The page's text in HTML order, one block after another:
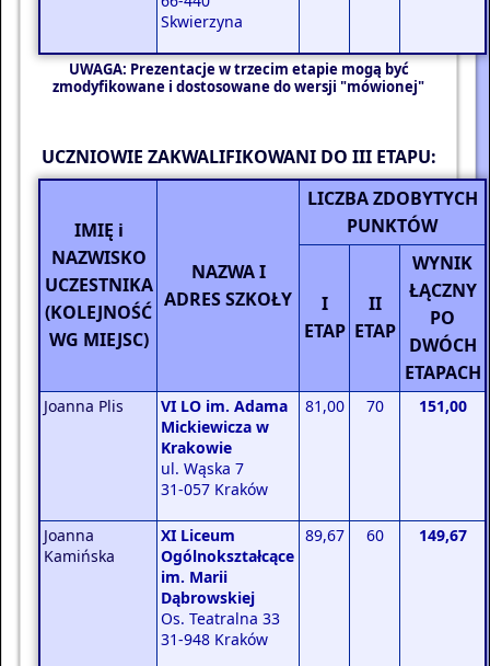
Skwierzyna
UWAGA: Prezentacje w trzecim etapie mogą być
zmodyfikowane i dostosowane do wersji "mówionej"
UCZNIOWIE ZAKWALIFIKOWANI DO III ETAPU:
IMIĘ i
NAZWISKO
UCZESTNIKA
(KOLEJNOŚĆ
WG MIEJSC)
NAZWA I
ADRES SZKOŁY
LICZBA ZDOBYTYCH
PUNKTÓW
I
ETAP
II
ETAP
WYNIK
ŁĄCZNY
PO
DWÓCH
ETAPACH
Joanna Plis
VI LO im. Adama
Mickiewicza w
Krakowie
ul. Wąska 7
31-057 Kraków
81,00 70 151,00
Joanna
Kamińska
XI Liceum
Ogólnokształcące
im. Marii
Dąbrowskiej
Os. Teatralna 33
31-948 Kraków
89,67 60 149,67